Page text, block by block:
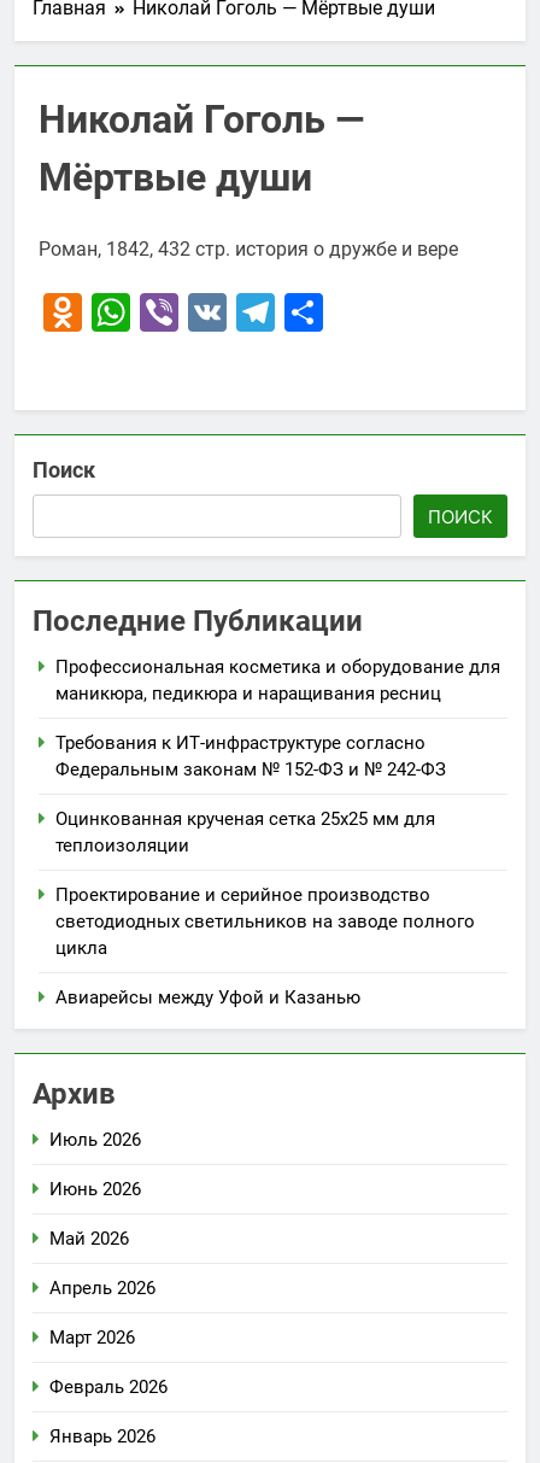
Главная Николай Гоголь — Мёртвые души
Николай Гоголь —
Мёртвые души
Роман, 1842, 432 стр. история о дружбе и вере
Odnoklassniki
WhatsApp
Viber
VK Telegram
Поиск
ПОИСК
Последние Публикации
Профессиональная косметика и оборудование для
маникюра, педикюра и наращивания ресниц
Требования к ИТ-инфраструктуре согласно
Федеральным законам № 152-ФЗ и № 242-ФЗ
Оцинкованная крученая сетка 25х25 мм для
теплоизоляции
Проектирование и серийное производство
светодиодных светильников на заводе полного
цикла
Авиарейсы между Уфой и Казанью
Архив
Июль 2026
Июнь 2026
Май 2026
Апрель 2026
Март 2026
Февраль 2026
Январь 2026